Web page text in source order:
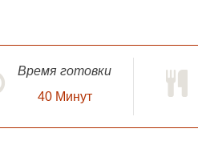
Время готовки
40 Минут